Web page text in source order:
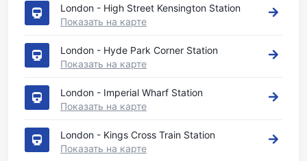
London - High Street Kensington Station
Показать на карте
London - Hyde Park Corner Station
Показать на карте
London - Imperial Wharf Station
Показать на карте
London - Kings Cross Train Station
Показать на карте